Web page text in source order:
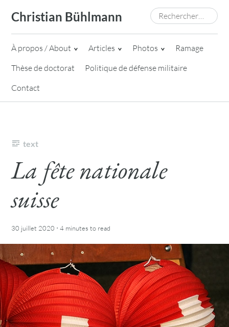
content
Christian Bühlmann Rechercher :
À propos / About Articles Photos
Ramage
Thèse de doctorat
Politique de défense militaire
Contact
text
La fête nationale
suisse
30 juillet 2020 ·4 minutes to read